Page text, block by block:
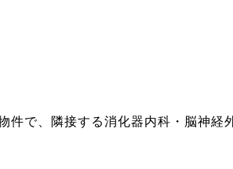
で、隣接する消化器内科・脳神経